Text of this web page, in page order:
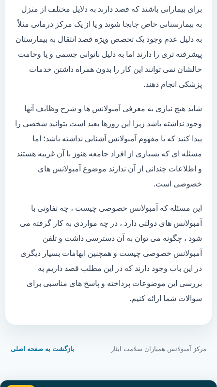
برای بیمارانی باشند که قصد دارند به دلایل مختلف از منزل
به بیمارستانی خاص جابجا شوند و یا از یک مرکز درمانی مثلاً
به دلیل عدم وجود یک تخصص ویژه قصد انتقال به بیمارستان
پیشرفته تری را دارند اما به دلیل ناتوانی جسمی و یا وخامت
حالشان نمی توانند این کار را بدون همراه داشتن خدمات
پزشکی انجام دهند.
شاید هیچ نیازی به معرفی آمبولانس ها و شرح وظایف آنها
وجود نداشته باشد زیرا این روزها بعید است بتوانید شخصی را
پیدا کنید که با مفهوم آمبولانس آشنایی نداشته باشد؛ اما
مسئله ای که بسیاری از افراد جامعه هنوز با آن غریبه هستند
و اطلاعات چندانی از آن ندارند موضوع آمبولانس های
خصوصی است.
این مسئله که آمبولانس خصوصی چیست ، چه تفاوتی با
آمبولانس های دولتی دارد ، در چه مواردی به کار گرفته می
شود ، چگونه می توان به آن دسترسی داشت و تلفن
آمبولانس خصوصی چیست و همچنین ابهامات بسیار دیگری
در این باب وجود دارند که در این مطلب قصد داریم به
بررسی این موضوعات پرداخته و پاسخ های مناسبی برای
سوالات شما ارائه کنیم.
مرکز آمبولانس همیاران سلامت ایثار بازگشت به صفحه اصلی